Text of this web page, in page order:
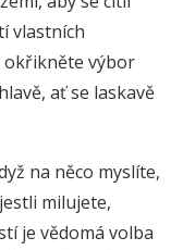
vlastních
okřikněte výbor
ať se laskavě
na něco myslíte,
milujete,
je vědomá volba